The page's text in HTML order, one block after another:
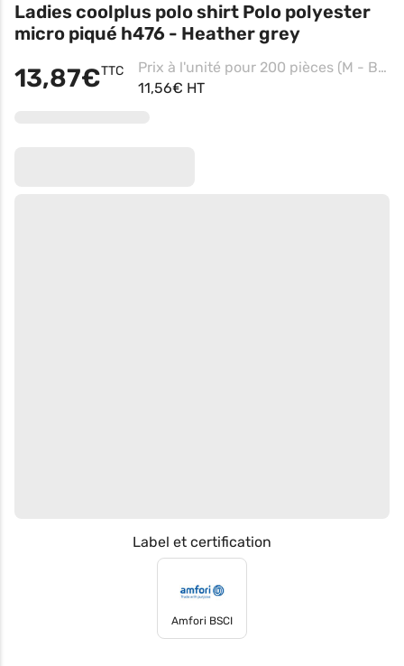
Ladies coolplus polo shirt Polo polyester
micro piqué h476 - Heather grey
13,87€TTC
Prix à l'unité pour 200 pièces (M - Black)
11,56€ HT
Label et certification
Amfori BSCI